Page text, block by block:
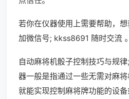
若你在仪器使用上需要帮助，
加微信号; kkss8691 随时交流 。
自动麻将机骰子控制技巧与规
器一般是指通过一些无需对麻
就能实现控制麻将牌功能的设备